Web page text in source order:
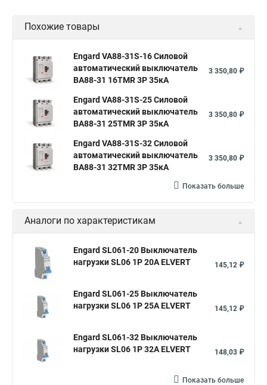
Похожие товары
Engard VA88-31S-16 Силовой
автоматический выключатель
ВА88-31 16TMR 3P 35кА
3 350,80 ₽
Engard VA88-31S-25 Силовой
автоматический выключатель
ВА88-31 25TMR 3P 35кА
3 350,80 ₽
Engard VA88-31S-32 Силовой
автоматический выключатель
ВА88-31 32TMR 3P 35кА
3 350,80 ₽
Показать больше
Аналоги по характеристикам
Engard SL061-20 Выключатель
нагрузки SL06 1Р 20А ELVERT
145,12 ₽
Engard SL061-25 Выключатель
нагрузки SL06 1Р 25А ELVERT
145,12 ₽
Engard SL061-32 Выключатель
нагрузки SL06 1Р 32А ELVERT
148,03 ₽
Показать больше